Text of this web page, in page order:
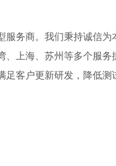
服务商。我们秉持诚信
上海、苏州等多个服务
客户更新研发，降低测